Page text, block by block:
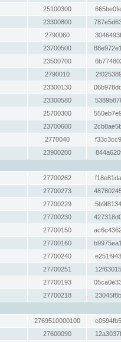
25100300
23300800
2790060
23700500
23500700
2790010
23300130
23300580
25700300
23700600
2770040
23900200
27700262
27700273
27700229
27700230
27700150
27700160
27700240
27700251
27700193
27700218
2769510000100
27600090